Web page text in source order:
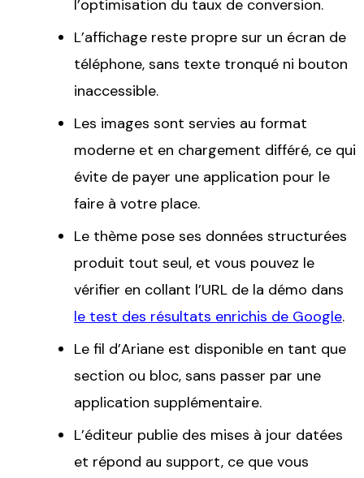
l’optimisation du taux de conversion.
L’affichage reste propre sur un écran de
téléphone, sans texte tronqué ni bouton
inaccessible.
Les images sont servies au format
moderne et en chargement différé, ce qui
évite de payer une application pour le
faire à votre place.
Le thème pose ses données structurées
produit tout seul, et vous pouvez le
vérifier en collant l’URL de la démo dans
le test des résultats enrichis de Google.
Le fil d’Ariane est disponible en tant que
section ou bloc, sans passer par une
application supplémentaire.
L’éditeur publie des mises à jour datées
et répond au support, ce que vous